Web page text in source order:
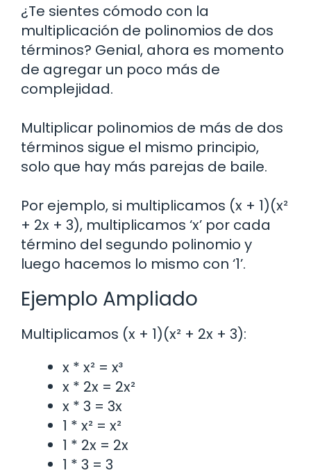
¿Te sientes cómodo con la
multiplicación de polinomios de dos
términos? Genial, ahora es momento
de agregar un poco más de
complejidad.
Multiplicar polinomios de más de dos
términos sigue el mismo principio,
solo que hay más parejas de baile.
Por ejemplo, si multiplicamos (x + 1)(x²
+ 2x + 3), multiplicamos ‘x’ por cada
término del segundo polinomio y
luego hacemos lo mismo con ‘1’.
Ejemplo Ampliado
Multiplicamos (x + 1)(x² + 2x + 3):
x * x² = x³
x * 2x = 2x²
x * 3 = 3x
1 * x² = x²
1 * 2x = 2x
1 * 3 = 3